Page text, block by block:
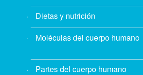
Dietas y nutrición
Moléculas del cuerpo humano
Partes del cuerpo humano